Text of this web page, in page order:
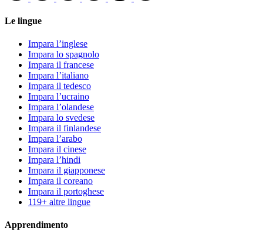
Le lingue
Impara l’inglese
Impara lo spagnolo
Impara il francese
Impara l’italiano
Impara il tedesco
Impara l’ucraino
Impara l’olandese
Impara lo svedese
Impara il finlandese
Impara l’arabo
Impara il cinese
Impara l’hindi
Impara il giapponese
Impara il coreano
Impara il portoghese
119+ altre lingue
Apprendimento